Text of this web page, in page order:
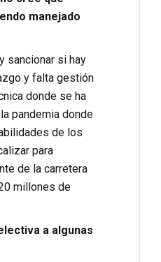
manejado
sancionar si hay
y falta gestión
donde se ha
pandemia donde
de los
para
de la carretera
millones de
a algunas